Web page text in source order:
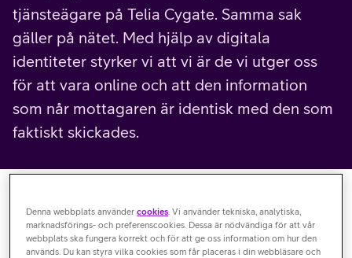
tjänsteägare på Telia Cygate. Samma sak
gäller på nätet. Med hjälp av digitala
identiteter styrker vi att vi är de vi utger oss
för att vara online och att den information
som når mottagaren är identisk med den som
faktiskt skickades.
I många situationer behöver vi kunna styrka att vi är den vi
är genom att visa upp en godkänd form av legitimation.
Exempelvis när vi reser från ett land till ett annat, hämtar
Denna webbplats användercookies . Vi använder tekniska, analytiska,
marknadsförings- och preferenscookies. Dessa är nödvändiga för att vår
webbplats ska fungera korrekt och för att ge oss information om hur den
används. Du kan styra vilka cookies som får placeras i din webbläsare och